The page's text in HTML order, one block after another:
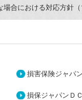
合における対応方針
損害保険ジャパ
損保ジャパンＤ